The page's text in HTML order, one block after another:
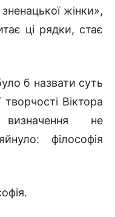
жінки»,
ці рядки, стає
б назвати суть
творчості Віктора
не
філософія